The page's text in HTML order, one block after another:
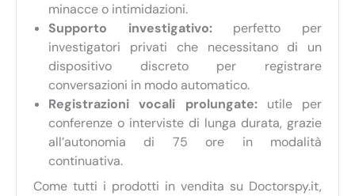
minacce o intimidazioni.
Supporto investigativo:perfetto per
investigatori privati che necessitano di un
dispositivo discreto per registrare
conversazioni in modo automatico.
Registrazioni vocali prolungate:utile per
conferenze o interviste di lunga durata, grazie
all’autonomia di 75 ore in modalità
continuativa.
Come tutti i prodotti in vendita su Doctorspy.it,